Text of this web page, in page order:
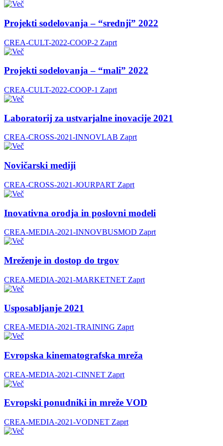
Projekti sodelovanja – “srednji” 2022
CREA-CULT-2022-COOP-2 Zaprt
Projekti sodelovanja – “mali” 2022
CREA-CULT-2022-COOP-1 Zaprt
Laboratorij za ustvarjalne inovacije 2021
CREA-CROSS-2021-INNOVLAB Zaprt
Novičarski mediji
CREA-CROSS-2021-JOURPART Zaprt
Inovativna orodja in poslovni modeli
CREA-MEDIA-2021-INNOVBUSMOD Zaprt
Mreženje in dostop do trgov
CREA-MEDIA-2021-MARKETNET Zaprt
Usposabljanje 2021
CREA-MEDIA-2021-TRAINING Zaprt
Evropska kinematografska mreža
CREA-MEDIA-2021-CINNET Zaprt
Evropski ponudniki in mreže VOD
CREA-MEDIA-2021-VODNET Zaprt